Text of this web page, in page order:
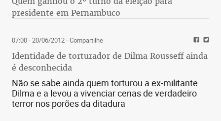
presidente em Pernambuco
07:00 - 20/06/2012- Compartilhe
Identidade de torturador de Dilma Rousseff ainda
é desconhecida
Não se sabe ainda quem torturou a ex-militante
Dilma e a levou a vivenciar cenas de verdadeiro
terror nos porões da ditadura